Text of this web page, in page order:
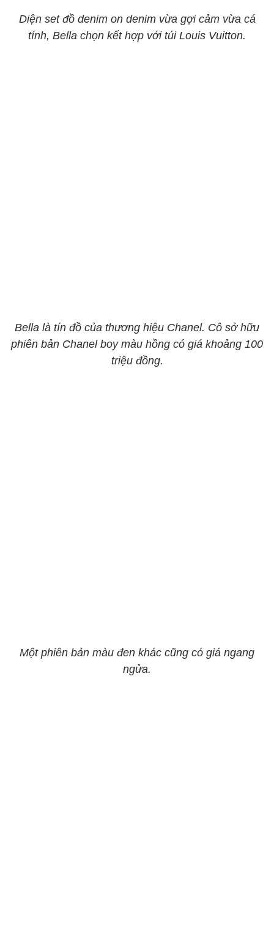
Diện set đồ denim on denim vừa gợi cảm vừa cá
tính, Bella chọn kết hợp với túi Louis Vuitton.
Bella là tín đồ của thương hiệu Chanel. Cô sở hữu
phiên bản Chanel boy màu hồng có giá khoảng 100
triệu đồng.
Một phiên bản màu đen khác cũng có giá ngang
ngửa.